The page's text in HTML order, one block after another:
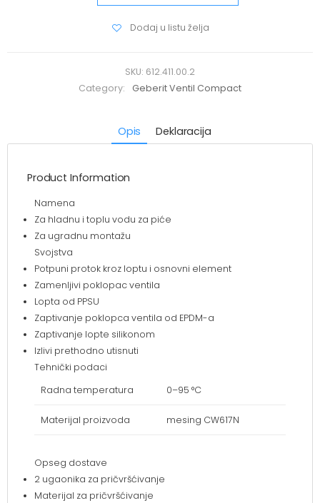
Dodaj u listu želja
SKU: 612.411.00.2
Category:
Geberit Ventil Compact
Opis Deklaracija
Product Information
Namena
Za hladnu i toplu vodu za piće
Za ugradnu montažu
Svojstva
Potpuni protok kroz loptu i osnovni element
Zamenljivi poklopac ventila
Lopta od PPSU
Zaptivanje poklopca ventila od EPDM-a
Zaptivanje lopte silikonom
Izlivi prethodno utisnuti
Tehnički podaci
Radna temperatura
0–95 °C
Materijal proizvoda mesing CW617N
Opseg dostave
2 ugaonika za pričvršćivanje
Materijal za pričvršćivanje